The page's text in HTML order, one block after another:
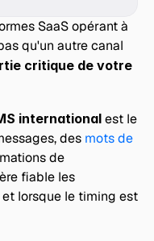
SaaS opérant à
qu'un autre canal
critique de votre
international est le
des mots de
de
fiable les
lorsque le timing est